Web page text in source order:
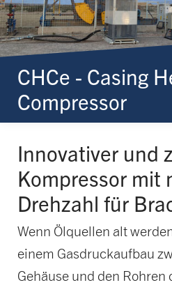
CHCe - Casing
Compressor
Innovativer und
Kompressor mit
Drehzahl für
Wenn Ölquellen alt
einem Gasdruckaufbau
Gehäuse und den Rohren